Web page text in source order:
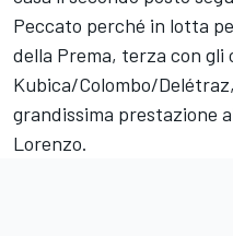
Peccato perché in lotta
della Prema, terza con gli
Kubica/Colombo/
grandissima prestazione
Lorenzo.